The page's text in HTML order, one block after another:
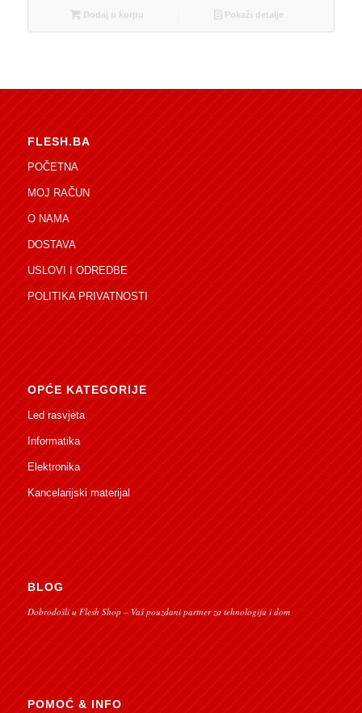
Dodaj u korpu Pokaži detalje
FLESH.BA
POČETNA
MOJ RAČUN
O NAMA
DOSTAVA
USLOVI I ODREDBE
POLITIKA PRIVATNOSTI
OPĆE KATEGORIJE
Led rasvjeta
Informatika
Elektronika
Kancelarijski materijal
BLOG
Dobrodošli u Flesh Shop – Vaš pouzdani partner za tehnologiju i dom
POMOĆ & INFO